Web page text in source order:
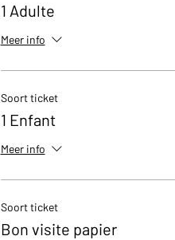
1 Adulte
Meer info
Soort ticket
1 Enfant
Meer info
Soort ticket
Bon visite papier